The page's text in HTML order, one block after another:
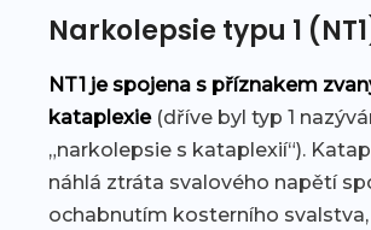
Narkolepsie typu 1
NT1 je spojena s příznakem
kataplexie(dříve byl typ 1
„narkolepsie s kataplexií“).
náhlá ztráta svalového napětí
ochabnutím kosterního